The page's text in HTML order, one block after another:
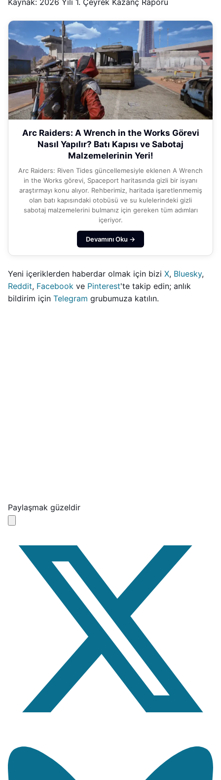
Kaynak: 2026 Yılı 1. Çeyrek Kazanç Raporu
Arc Raiders: A Wrench in the Works Görevi
Nasıl Yapılır? Batı Kapısı ve Sabotaj
Malzemelerinin Yeri!
Arc Raiders: Riven Tides güncellemesiyle eklenen A Wrench
in the Works görevi, Spaceport haritasında gizli bir isyanı
araştırmayı konu alıyor. Rehberimiz, haritada işaretlenmemiş
olan batı kapısındaki otobüsü ve su kulelerindeki gizli
sabotaj malzemelerini bulmanız için gereken tüm adımları
içeriyor.
Devamını Oku →
Yeni içeriklerden haberdar olmak için bizi X, Bluesky,
Reddit, Facebook ve Pinterest'te takip edin; anlık
bildirim için Telegram grubumuza katılın.
Paylaşmak güzeldir